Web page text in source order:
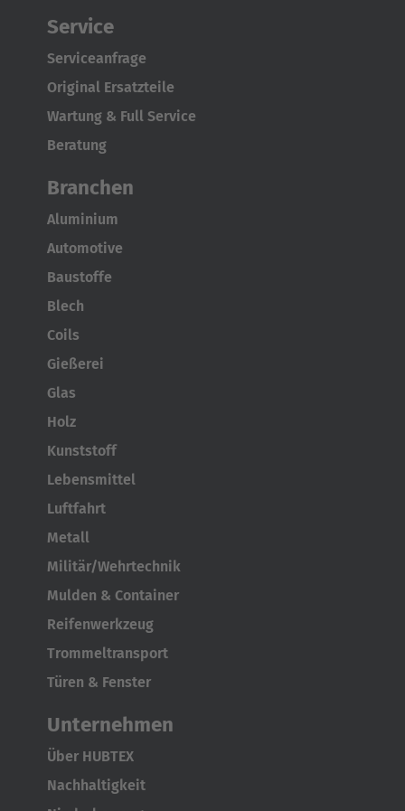
AMERICA
United States
English
Australia
English
Türkiye
Service
Serviceanfrage
Original Ersatzteile
Wartung & Full Service
Beratung
Branchen
Aluminium
Automotive
Baustoffe
Blech
Coils
Gießerei
Glas
Holz
Kunststoff
Lebensmittel
Luftfahrt
Metall
Militär/Wehrtechnik
Mulden & Container
Reifenwerkzeug
Trommeltransport
Türen & Fenster
Unternehmen
Über HUBTEX
Nachhaltigkeit